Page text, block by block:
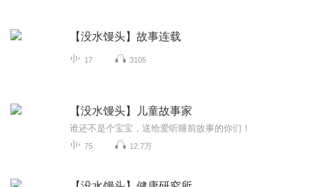
【没水馒头】故事连载
17 3105
【没水馒头】儿童故事家
谁还不是个宝宝，送给爱听睡前故事的你们！
75 12.7万